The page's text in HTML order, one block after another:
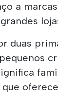
a
duas